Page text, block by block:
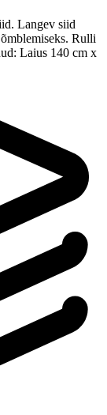
Langev siid
Rulli
Laius 140 cm x